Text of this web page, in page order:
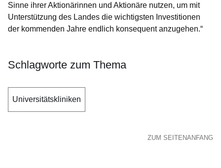
Sinne ihrer Aktionärinnen und Aktionäre nutzen, um mit
Unterstützung des Landes die wichtigsten Investitionen
der kommenden Jahre endlich konsequent anzugehen.“
Schlagworte zum Thema
Universitätskliniken
ZUM SEITENANFANG